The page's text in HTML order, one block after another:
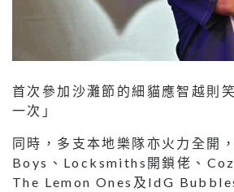
首次參加沙灘節的細貓應智越則
一次」
同時，多支本地樂隊亦火力全開
Boys、Locksmiths開鎖佬、
The Lemon Ones及IdG